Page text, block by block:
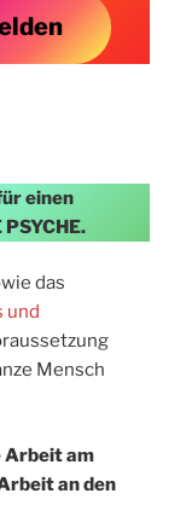
einen
das
und
Mensch
Arbeit am
an den